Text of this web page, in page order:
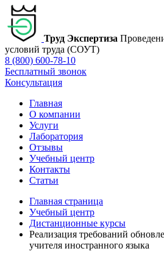
Труд Экспертиза
условий труда (СОУТ)
8 (800) 600-78-10
Бесплатный звонок
Консультация
Главная
О компании
Услуги
Лаборатория
Отзывы
Учебный центр
Контакты
Статьи
Главная страница
Учебный центр
Дистанционные курсы
Реализация требований
учителя иностранного языка